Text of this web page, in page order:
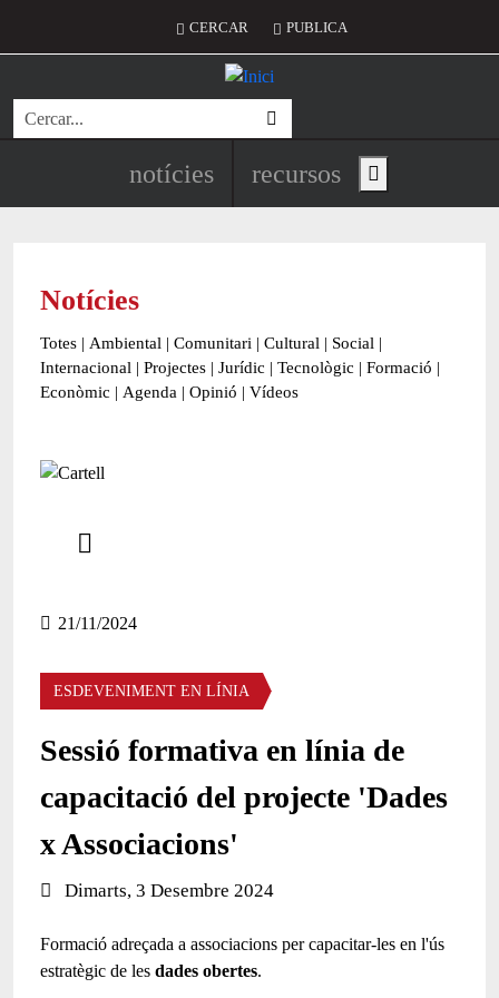
Menú del compte d'usuari
CERCAR PUBLICA
Cerca
Navegació principal de
notícies recursos Show main menu
Notícies
Totes | Ambiental | Comunitari | Cultural | Social |
Internacional | Projectes | Jurídic | Tecnològic | Formació |
Econòmic | Agenda | Opinió | Vídeos
21/11/2024
ESDEVENIMENT EN LÍNIA
Sessió formativa en línia de
capacitació del projecte 'Dades
x Associacions'
Data de l'esdeveniment:
Dimarts, 3 Desembre 2024
Formació adreçada a associacions per capacitar-les en l'ús
estratègic de les dades obertes.